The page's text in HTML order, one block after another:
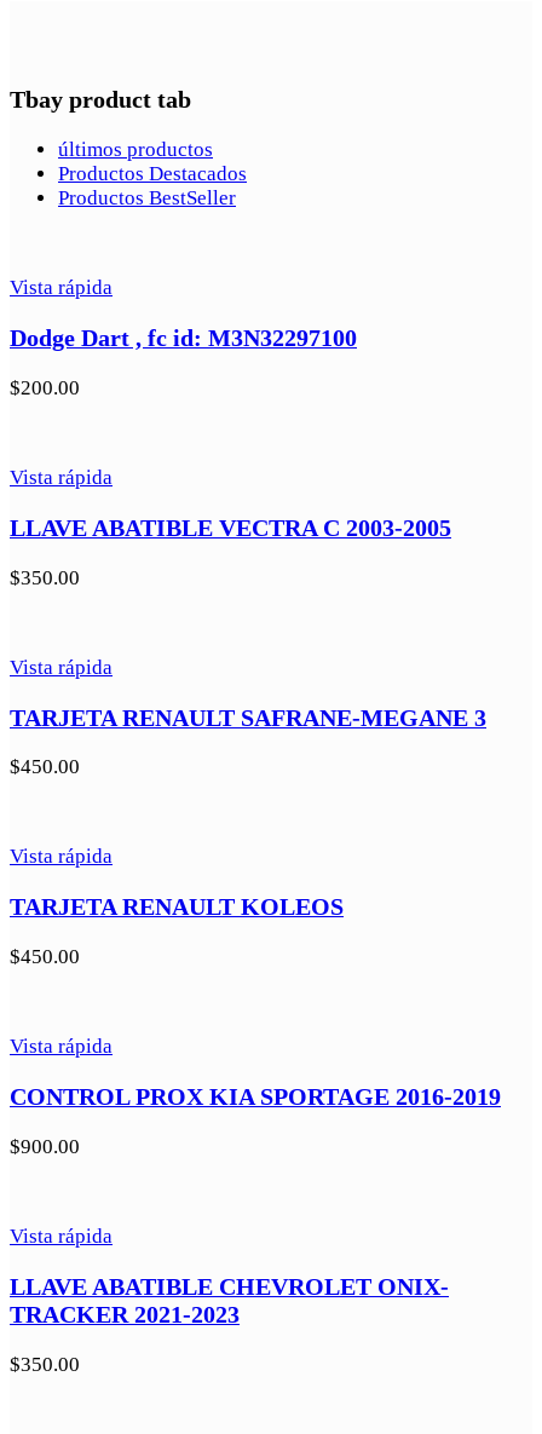
Tbay product tab
últimos productos
Productos Destacados
Productos BestSeller
Vista rápida
Dodge Dart , fc id: M3N32297100
$200.00
Vista rápida
LLAVE ABATIBLE VECTRA C 2003-2005
$350.00
Vista rápida
TARJETA RENAULT SAFRANE-MEGANE 3
$450.00
Vista rápida
TARJETA RENAULT KOLEOS
$450.00
Vista rápida
CONTROL PROX KIA SPORTAGE 2016-2019
$900.00
Vista rápida
LLAVE ABATIBLE CHEVROLET ONIX-
TRACKER 2021-2023
$350.00